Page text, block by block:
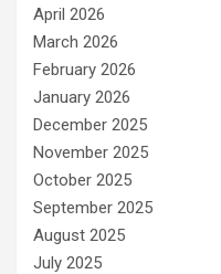
April 2026
March 2026
February 2026
January 2026
December 2025
November 2025
October 2025
September 2025
August 2025
July 2025